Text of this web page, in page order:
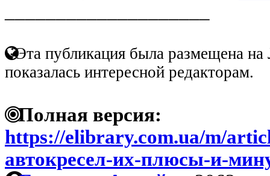
Эта публикация была размещена на
показалась интересной редакторам.
Полная версия:
https://elibrary.com.ua/m/
автокресел-их-плюсы-и-